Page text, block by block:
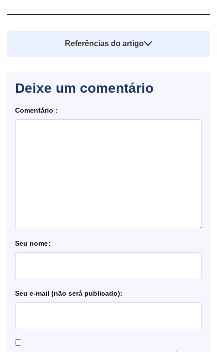
Referências do artigo
Deixe um comentário
Comentário
nome
e-mail